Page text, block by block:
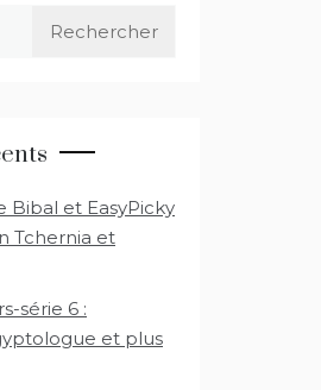
Bibal et EasyPicky
Tchernia et
série 6 :
et plus